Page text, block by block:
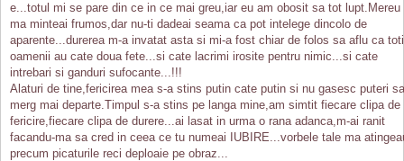
e...totul mi se pare din ce in ce mai greu,iar eu am obosit sa tot lupt.Mereu
ma minteai frumos,dar nu-ti dadeai seama ca pot intelege dincolo de
aparente...durerea m-a invatat asta si mi-a fost chiar de folos sa aflu ca toti
oamenii au cate doua fete...si cate lacrimi irosite pentru nimic...si cate
intrebari si ganduri sufocante...!!!
Alaturi de tine,fericirea mea s-a stins putin cate putin si nu gasesc puteri sa
merg mai departe.Timpul s-a stins pe langa mine,am simtit fiecare clipa de
fericire,fiecare clipa de durere...ai lasat in urma o rana adanca,m-ai ranit
facandu-ma sa cred in ceea ce tu numeai IUBIRE...vorbele tale ma
precum picaturile reci deploaie pe obraz...